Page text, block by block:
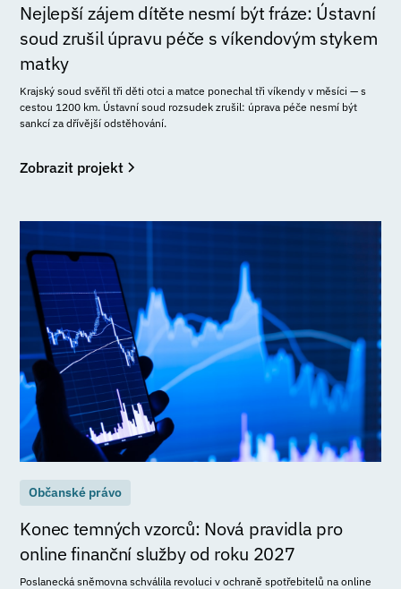
Nejlepší zájem dítěte nesmí být fráze: Ústavní
soud zrušil úpravu péče s víkendovým stykem
matky
Krajský soud svěřil tři děti otci a matce ponechal tři víkendy v měsíci — s
cestou 1200 km. Ústavní soud rozsudek zrušil: úprava péče nesmí být
sankcí za dřívější odstěhování.
Zobrazit projekt
Občanské právo
Konec temných vzorců: Nová pravidla pro
online finanční služby od roku 2027
Poslanecká sněmovna schválila revoluci v ochraně spotřebitelů na online